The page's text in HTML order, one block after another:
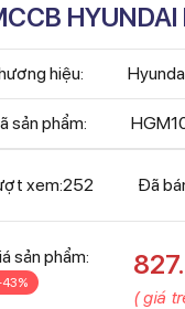
hiệu:
sản phẩm:
xem:252 Đã
sản phẩm:
( giá